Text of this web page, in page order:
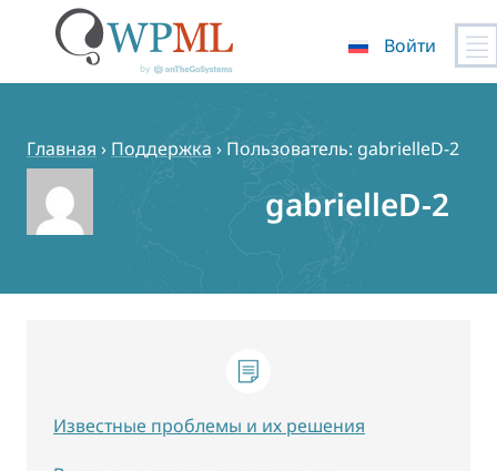
содержимому
Войти
Главная › Поддержка › Пользователь: gabrielleD-2
gabrielleD-2
Известные проблемы и их решения